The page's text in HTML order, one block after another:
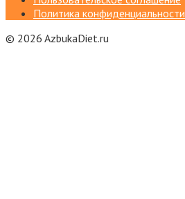
Политика конфиденциальности
© 2026 AzbukaDiet.ru